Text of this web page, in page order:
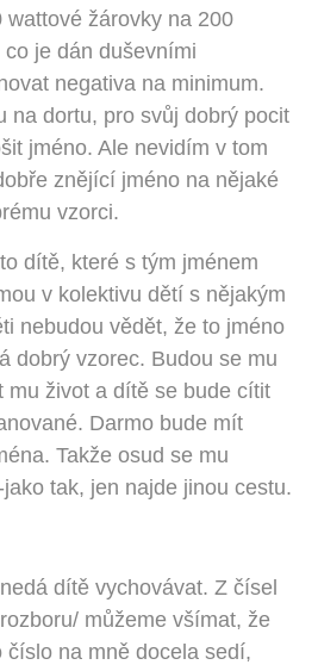
žárovky na 200
je dán duševními
negativa na minimum.
na dortu, pro svůj dobrý pocit
jméno. Ale nevidím v tom
znějící jméno na nějaké
vzorci.
dítě, které s tým jménem
v kolektivu dětí s nějakým
nebudou vědět, že to jméno
dobrý vzorec. Budou se mu
mu život a dítě se bude cítit
Darmo bude mít
Takže osud se mu
tak, jen najde jinou cestu.
dítě vychovávat. Z čísel
můžeme všímat, že
číslo na mně docela sedí,